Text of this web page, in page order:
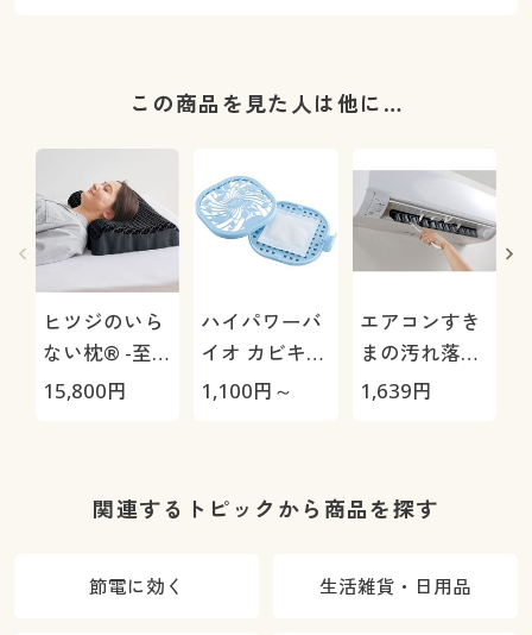
この商品を見た人は他に…
ヒツジのいら
ない枕® -至
極-
15,800円
ハイパワーバ
イオ カビキレ
イ/貼るだけカ
1,100円～
エアコンすき
まの汚れ落と
し(2本組)
1,639円
関連するトピックから商品を探す
節電に効く 生活雑貨・日用品